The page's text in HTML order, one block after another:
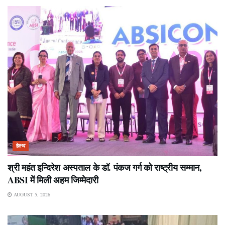
हेल्थ
श्री महंत इन्दिरेश अस्पताल के डॉ. पंकज गर्ग को राष्ट्रीय सम्मान,
ABSI में मिली अहम जिम्मेदारी
AUGUST 5, 2026